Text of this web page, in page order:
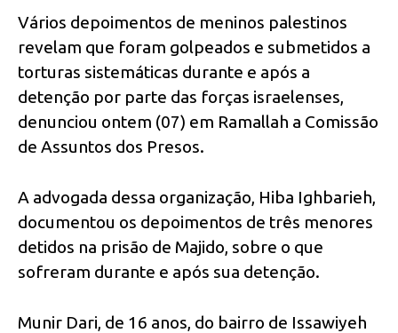
Vários depoimentos de meninos palestinos
revelam que foram golpeados e submetidos a
torturas sistemáticas durante e após a
detenção por parte das forças israelenses,
denunciou ontem (07) em Ramallah a Comissão
de Assuntos dos Presos.
A advogada dessa organização, Hiba Ighbarieh,
documentou os depoimentos de três menores
detidos na prisão de Majido, sobre o que
sofreram durante e após sua detenção.
Munir Dari, de 16 anos, do bairro de Issawiyeh